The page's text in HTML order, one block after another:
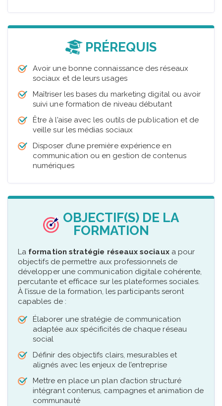
PRÉREQUIS
Avoir une bonne connaissance des réseaux
sociaux et de leurs usages
Maîtriser les bases du marketing digital ou avoir
suivi une formation de niveau débutant
Être à l’aise avec les outils de publication et de
veille sur les médias sociaux
Disposer d’une première expérience en
communication ou en gestion de contenus
numériques
OBJECTIF(S) DE LA
FORMATION
La formation stratégie réseaux sociauxa pour
objectifs de permettre aux professionnels de
développer une communication digitale cohérente,
percutante et efficace sur les plateformes sociales.
À l’issue de la formation, les participants seront
capables de :
Élaborer une stratégie de communication
adaptée aux spécificités de chaque réseau
social
Définir des objectifs clairs, mesurables et
alignés avec les enjeux de l’entreprise
Mettre en place un plan d’action structuré
intégrant contenus, campagnes et animation de
communauté